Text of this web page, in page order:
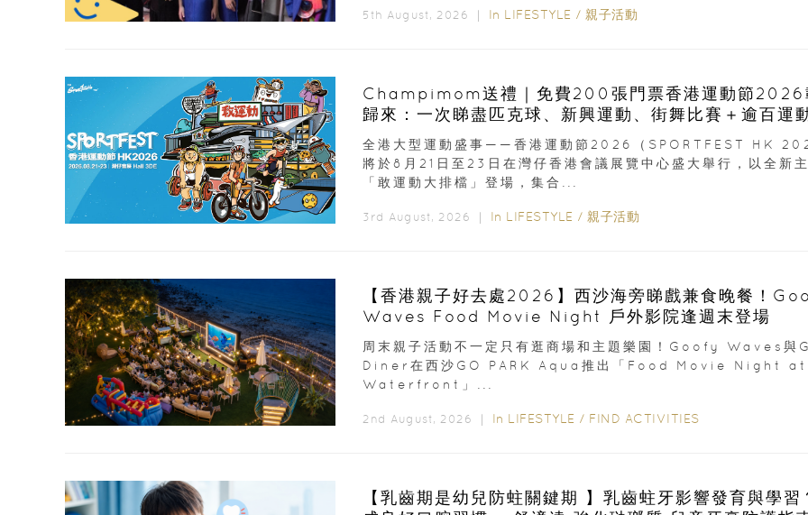
5th August, 2026 ｜ In LIFESTYLE / 親子活動
Champimom送禮｜免費200張門票香港運動節2026
歸來：一次睇盡匹克球、新興運動、街舞比賽＋逾百運
展覽
全港大型運動盛事——香港運動節2026（SPORTFEST HK
將於8月21日至23日在灣仔香港會議展覽中心盛大舉行，以全新
「敢運動大排檔」登場，集合...
3rd August, 2026 ｜ In LIFESTYLE / 親子活動
【香港親子好去處2026】西沙海旁睇戲兼食晚餐！
Waves Food Movie Night 戶外影院逢週末登場
周末親子活動不一定只有逛商場和主題樂園！Goofy Waves
Diner在西沙GO PARK Aqua推出「Food Movie Night
Waterfront」...
2nd August, 2026 ｜ In LIFESTYLE / FIND ACTIVITIES
【乳齒期是幼兒防蛀關鍵期 】乳齒蛀牙影響發育與學習